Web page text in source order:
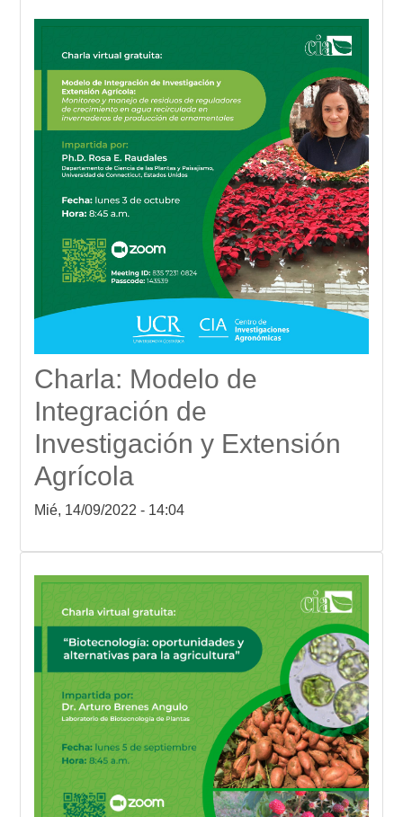
Charla: Modelo de
Integración de
Investigación y Extensión
Agrícola
Mié, 14/09/2022 - 14:04